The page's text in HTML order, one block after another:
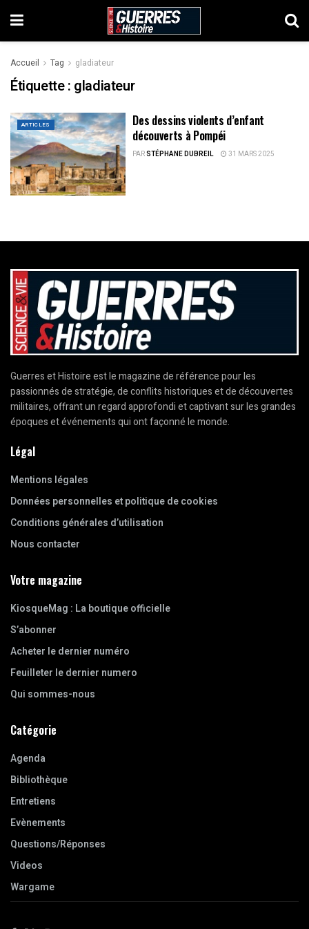
Accueil Tag gladiateur
Étiquette : gladiateur
ARTICLES
Des dessins violents d’enfant
découverts à Pompéi
PARSTÉPHANE DUBREIL 31 MARS 2025
Guerres et Histoire est le magazine de référence pour les
passionnés de stratégie, de conflits historiques et de découvertes
militaires, offrant un regard approfondi et captivant sur les grandes
époques et événements qui ont façonné le monde.
Légal
Mentions légales
Données personnelles et politique de cookies
Conditions générales d’utilisation
Nous contacter
Votre magazine
KiosqueMag : La boutique officielle
S’abonner
Acheter le dernier numéro
Feuilleter le dernier numero
Qui sommes-nous
Catégorie
Agenda
Bibliothèque
Entretiens
Evènements
Questions/Réponses
Videos
Wargame